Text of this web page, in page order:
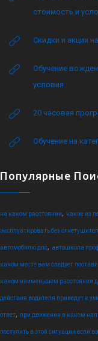
стоимость и
Скидки и акции
Обучение
условия
20 часовая
Обучение на
Популярные
на каком расстоянии, какие из
эксплуатировать без
автомобилю дпс, автошкола
каком месте вам следует
каком наименьшем расстоянии
действия водителя приведут к
ответ, при движении в каком
поступить в этой ситуации если